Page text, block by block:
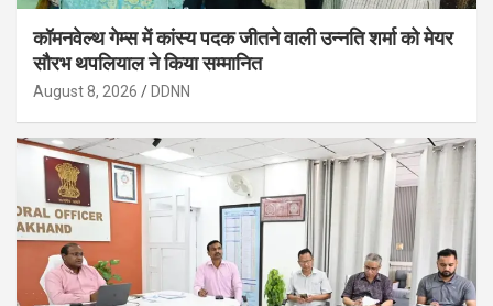
कॉमनवेल्थ गेम्स में कांस्य पदक जीतने वाली उन्नति शर्मा को मेयर
सौरभ थपलियाल ने किया सम्मानित
August 8, 2026 DDNN